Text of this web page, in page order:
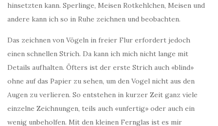
hinsetzten kann. Sperlinge, Meisen Rotkehlchen, Meisen und
andere kann ich so in Ruhe zeichnen und beobachten.
Das zeichnen von Vögeln in freier Flur erfordert jedoch
einen schnellen Strich. Da kann ich mich nicht lange mit
Details aufhalten. Öfters ist der erste Strich auch «blind»
ohne auf das Papier zu sehen, um den Vogel nicht aus den
Augen zu verlieren. So entstehen in kurzer Zeit ganz viele
einzelne Zeichnungen, teils auch «unfertig» oder auch ein
wenig unbeholfen. Mit den kleinen Fernglas ist es mir